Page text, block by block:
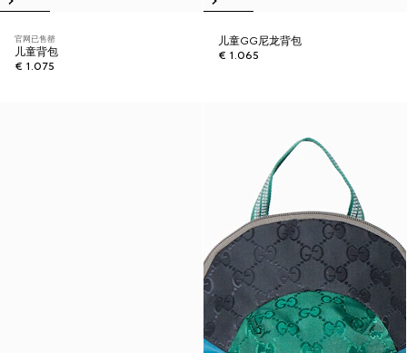
官网已售罄
儿童背包
€ 1.075
儿童GG尼龙背包
€ 1.065